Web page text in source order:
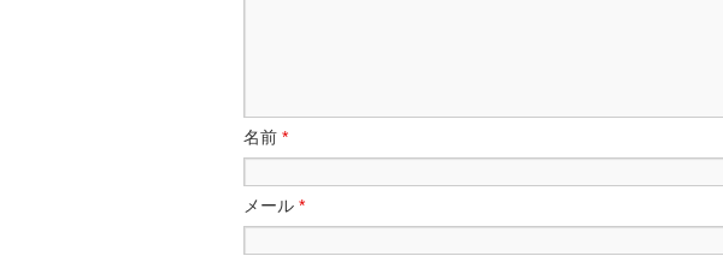
名前 *
メール *